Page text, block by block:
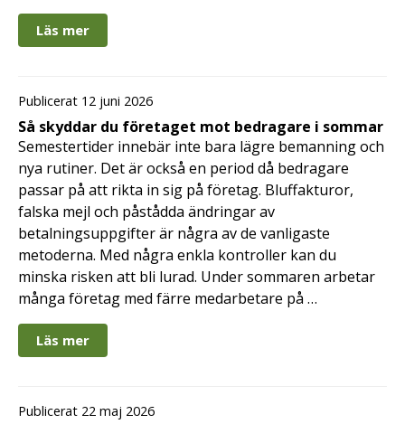
Läs mer
Publicerat 12 juni 2026
Så skyddar du företaget mot bedragare i sommar
Semestertider innebär inte bara lägre bemanning och
nya rutiner. Det är också en period då bedragare
passar på att rikta in sig på företag. Bluffakturor,
falska mejl och påstådda ändringar av
betalningsuppgifter är några av de vanligaste
metoderna. Med några enkla kontroller kan du
minska risken att bli lurad. Under sommaren arbetar
många företag med färre medarbetare på …
Läs mer
Publicerat 22 maj 2026